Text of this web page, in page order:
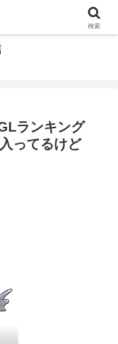
ランキング
ってるけど
検索